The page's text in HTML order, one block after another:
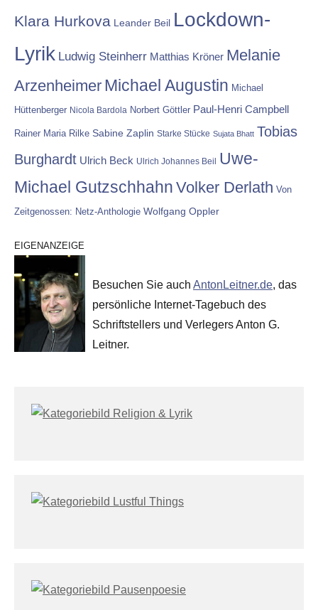
Klara Hurkova Leander Beil Lockdown-
Lyrik Ludwig Steinherr Matthias Kröner Melanie
Arzenheimer Michael Augustin Michael
Hüttenberger Nicola Bardola Norbert Göttler Paul-Henri Campbell
Rainer Maria Rilke Sabine Zaplin Starke Stücke Sujata Bhatt Tobias
Burghardt Ulrich Beck Ulrich Johannes Beil Uwe-
Michael Gutzschhahn Volker Derlath Von
Zeitgenossen: Netz-Anthologie Wolfgang Oppler
EIGENANZEIGE
Besuchen Sie auch AntonLeitner.de, das
persönliche Internet-Tagebuch des
Schriftstellers und Verlegers Anton G.
Leitner.